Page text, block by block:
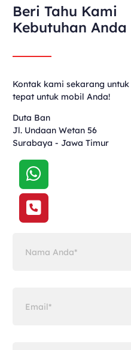
Beri Tahu Kami
Kebutuhan Anda
Kontak kami sekarang
tepat untuk mobil Anda!
Duta Ban
Jl. Undaan Wetan 56
Surabaya - Jawa Timur